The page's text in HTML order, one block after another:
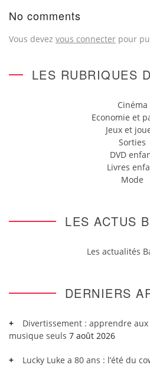
No comments
Vous devez vous connecter pour
LES RUBRIQUES
Cinéma
Economie et
Jeux et
Sorties
DVD
Livres
Mode
LES ACTUS
Les actualités
DERNIERS
Divertissement : apprendre
musique seuls 7 août 2026
Lucky Luke a 80 ans : l’été du